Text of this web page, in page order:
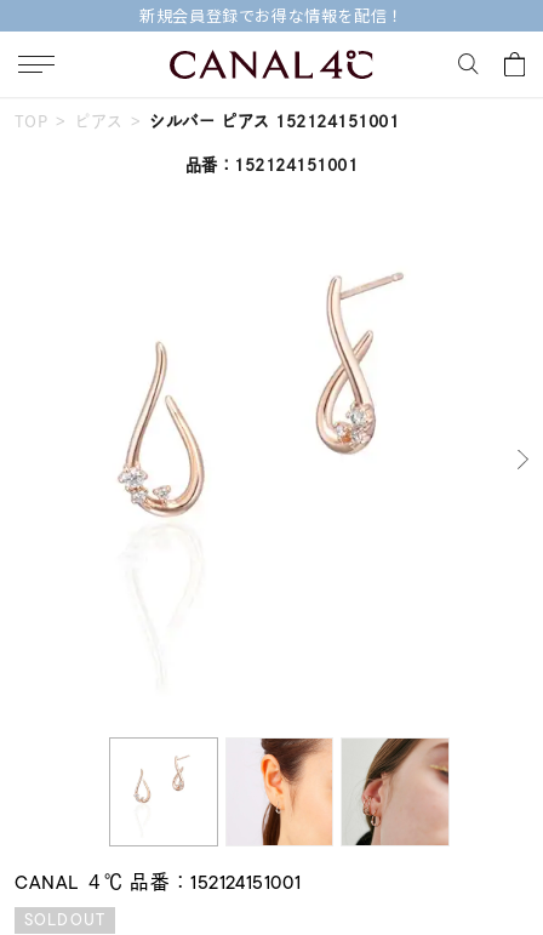
新規会員登録でお得な情報を配信！
キーワードで検索する
#ダイヤモンド ネックレス
#エタニティ
石の色
TOP ピアス シルバー ピアス 152124151001
品番：152124151001
CANAL ４℃ 品番：152124151001
SOLDOUT